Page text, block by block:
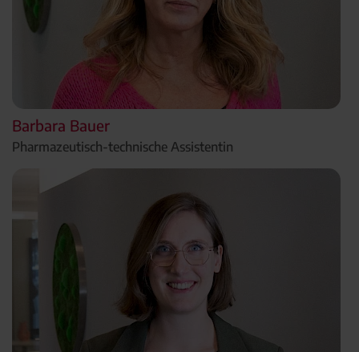
Barbara Bauer
Pharmazeutisch-technische Assistentin